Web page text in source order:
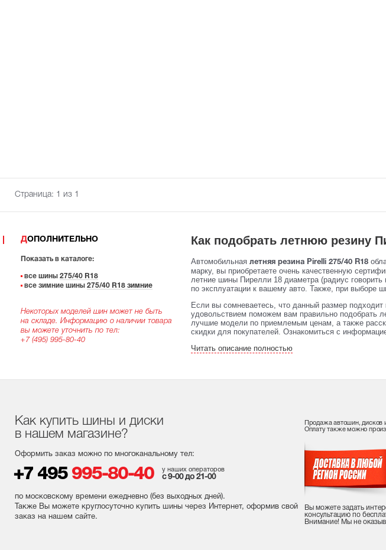
Страница: 1 из 1
ДОПОЛНИТЕЛЬНО
Показать в каталоге:
все шины 275/40 R18
все зимние шины 275/40 R18 зимние
Некоторых моделей шин может не быть
на складе. Информацию о наличии товара
вы можете уточнить по тел:
+7 (495) 995-80-40
Как подобрать летнюю резину
Автомобильная летняя резина Pirelli 275/40 R18
марку, вы приобретаете очень качественную
летние шины Пирелли 18 диаметра (радиус
по эксплуатации к вашему авто. Также, при выборе
Если вы сомневаетесь, что данный размер
удовольствием поможем вам правильно подобрать
лучшие модели по приемлемым ценам, а также
скидки для покупателей. Ознакомиться с
Читать описание полностью
Как купить шины и диски
в нашем магазине?
Оформить заказ можно по многоканальному тел:
+7 495 995-80-40 у наших операторов
с 9-00 до 21-00
по московскому времени ежедневно (без выходных дней).
Также Вы можете круглосуточно купить шины через Интернет, оформив свой
заказ на нашем сайте.
Продажа автошин, дисков
Оплату также можно
Вы можете задать
консультацию по
Внимание! Мы не